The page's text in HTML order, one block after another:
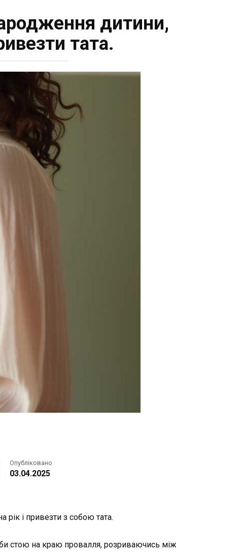
дитини,
тата.
Опубліковано
03.04.2025
і привезти з собою тата.
стою на краю провалля, розриваючись між